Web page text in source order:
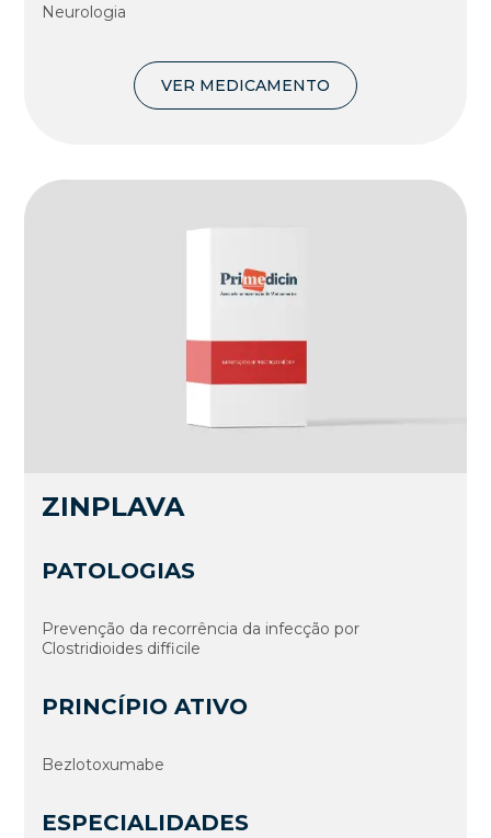
Neurologia
VER MEDICAMENTO
ZINPLAVA
PATOLOGIAS
Prevenção da recorrência da infecção por
Clostridioides difficile
PRINCÍPIO ATIVO
Bezlotoxumabe
ESPECIALIDADES